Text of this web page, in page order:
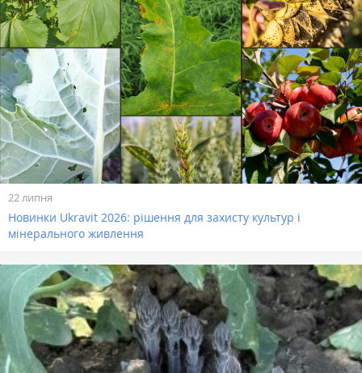
22 липня
Новинки Ukravit 2026: рішення для захисту культур і
мінерального живлення